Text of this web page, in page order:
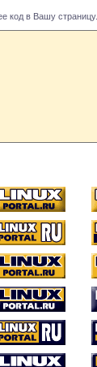
код в Вашу страницу.